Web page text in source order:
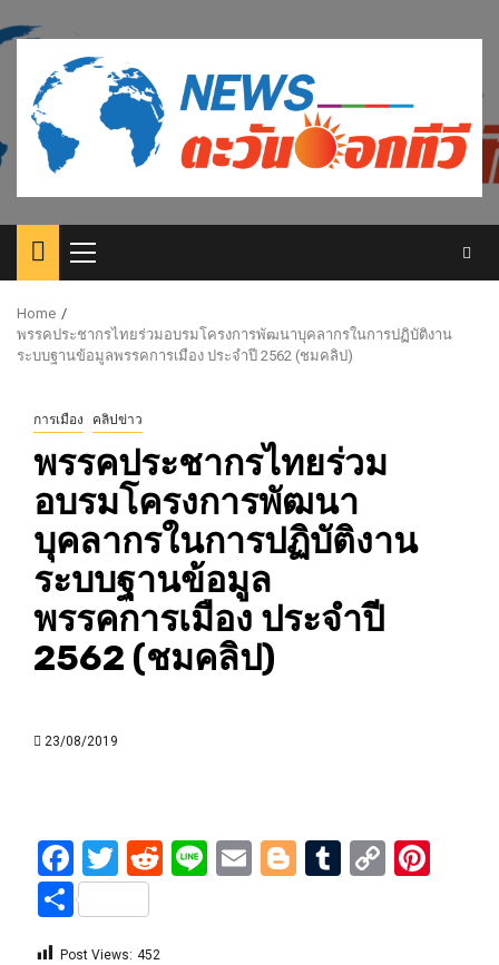
to
content
Primary
Menu
Home
พรรค​ประชากร​ไทยร่วมอบรม​โครงการพัฒนาบุคลากรในการปฏิบัติงาน
ระบบฐานข้อมูลพรรคการเมือง ประจำปี 2562 (ชมคลิป)
การเมือง คลิปข่าว
พรรค​ประชากร​ไทยร่วม
อบรม​โครงการพัฒนา
บุคลากรในการปฏิบัติงาน
ระบบฐานข้อมูล
พรรคการเมือง ประจำปี
2562 (ชมคลิป)
23/08/2019
Facebook
Twitter
Reddit
LineEmailBlogger
Tumblr
Copy
Share
Post Views: 452